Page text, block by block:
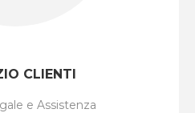
CLIENTI
e Assistenza